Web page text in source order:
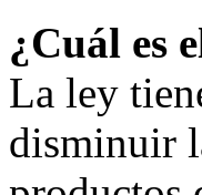
¿Cuál es
La ley
disminuir